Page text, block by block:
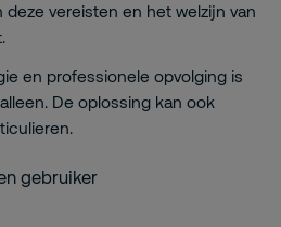
vereisten en het welzijn van
en professionele opvolging is
De oplossing kan ook
.